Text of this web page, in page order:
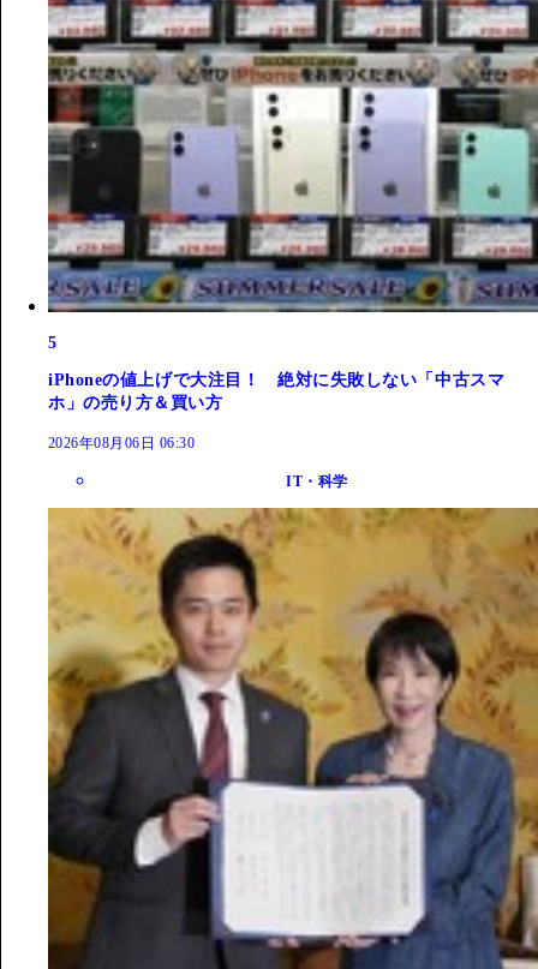
5
iPhoneの値上げで大注目！ 絶対に失敗しない「中古スマ
ホ」の売り方＆買い方
2026年08月06日 06:30
IT・科学